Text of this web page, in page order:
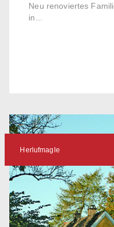
Neu renoviertes
in...
Herlufmagle